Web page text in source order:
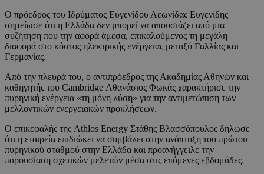
Ο πρόεδρος του Ιδρύματος Ευγενίδου Λεωνίδας Ευγενίδης
σημείωσε ότι η Ελλάδα δεν μπορεί να απουσιάζει από μια
συζήτηση που την αφορά άμεσα, επικαλούμενος τη μεγάλη
διαφορά στο κόστος ηλεκτρικής ενέργειας μεταξύ Γαλλίας και
Γερμανίας.
Από την πλευρά του, ο αντιπρόεδρος της Ακαδημίας Αθηνών και
καθηγητής του Cambridge Αθανάσιος Φωκάς χαρακτήρισε την
πυρηνική ενέργεια «τη μόνη λύση» για την αντιμετώπιση των
μελλοντικών ενεργειακών προκλήσεων.
Ο επικεφαλής της Athlos Energy Στάθης Βλασσόπουλος δήλωσε
ότι η εταιρεία επιδιώκει να συμβάλει στην ανάπτυξη του πρώτου
πυρηνικού σταθμού στην Ελλάδα και προανήγγειλε την
παρουσίαση σχετικών μελετών μέσα στις επόμενες εβδομάδες.